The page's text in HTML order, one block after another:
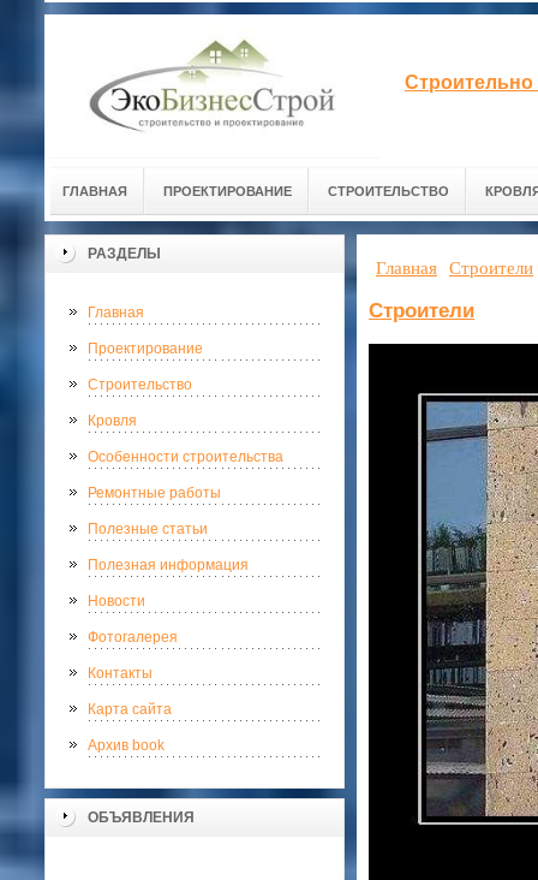
Строительно
ГЛАВНАЯ ПРОЕКТИРОВАНИЕ СТРОИТЕЛЬСТВО
РАЗДЕЛЫ
Главная
Проектирование
Строительство
Кровля
Особенности строительства
Ремонтные работы
Полезные статьи
Полезная информация
Новости
Фотогалерея
Контакты
Карта сайта
Архив book
ОБЪЯВЛЕНИЯ
Главная Строители
Строители